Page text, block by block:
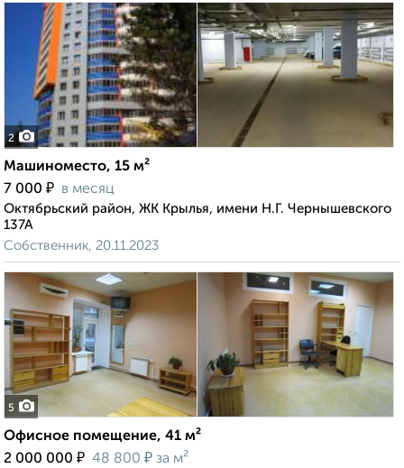
2
Машиноместо, 15 м²
7 000 ₽ в месяц
Октябрьский район, ЖК Крылья, имени Н.Г. Чернышевского
137А
Собственник, 20.11.2023
5
Офисное помещение, 41 м²
2 000 000 ₽ 48 800 ₽ за м²